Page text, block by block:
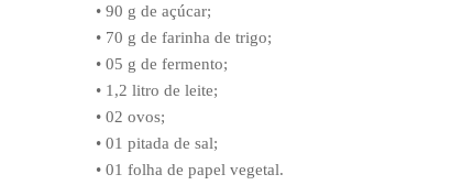
• 90 g de açúcar;
• 70 g de farinha de trigo;
• 05 g de fermento;
• 1,2 litro de leite;
• 02 ovos;
• 01 pitada de sal;
• 01 folha de papel vegetal.